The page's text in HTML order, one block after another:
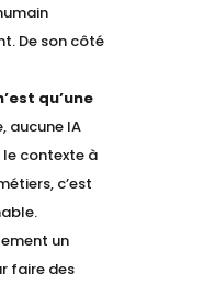
De son côté
qu’une
aucune IA
le contexte à
c’est
un
faire des